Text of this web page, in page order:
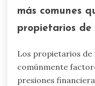
más comunes
propietarios de
Los propietarios
comúnmente
presiones